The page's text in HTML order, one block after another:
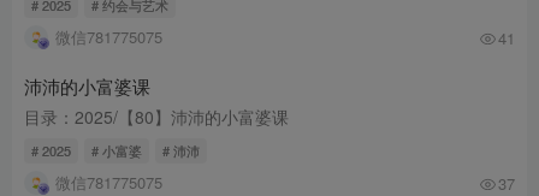
# 2025 # 约会与艺术
微信781775075 41
沛沛的小富婆课
目录：2025/【80】沛沛的小富婆课
# 2025 # 小富婆 # 沛沛
微信781775075 37